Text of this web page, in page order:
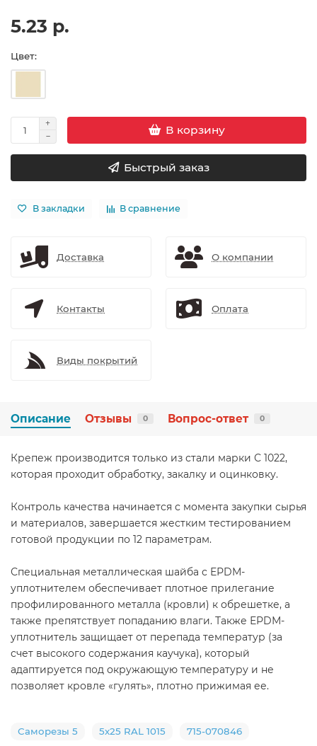
5.23 р.
Цвет:
В корзину
Быстрый заказ
В закладки В сравнение
Доставка О компании
Контакты Оплата
Виды покрытий
Описание Отзывы 0 Вопрос-ответ 0
Крепеж производится только из стали марки С 1022,
которая проходит обработку, закалку и оцинковку.
Контроль качества начинается с момента закупки сырья
и материалов, завершается жестким тестированием
готовой продукции по 12 параметрам.
Специальная металлическая шайба с ЕРDМ-
уплотнителем обеспечивает плотное прилегание
профилированного металла (кровли) к обрешетке, а
также препятствует попаданию влаги. Также ЕРDМ-
уплотнитель защищает от перепада температур (за
счет высокого содержания каучука), который
адаптируется под окружающую температуру и не
позволяет кровле «гулять», плотно прижимая ее.
Саморезы 5 5х25 RAL 1015 715-070846